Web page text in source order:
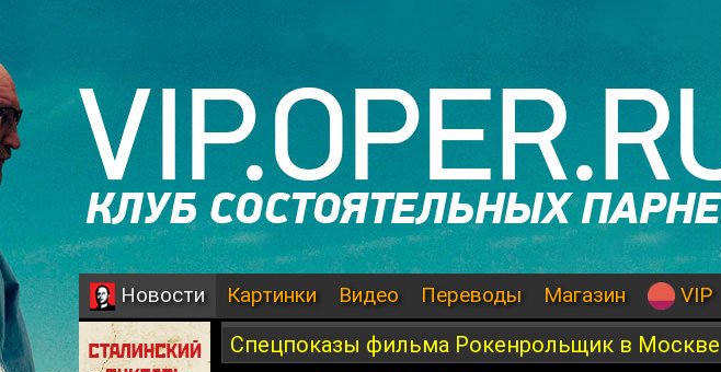
Новости Картинки Видео Переводы Магазин VIP
Спецпоказы фильма Рокенрольщик в Москве